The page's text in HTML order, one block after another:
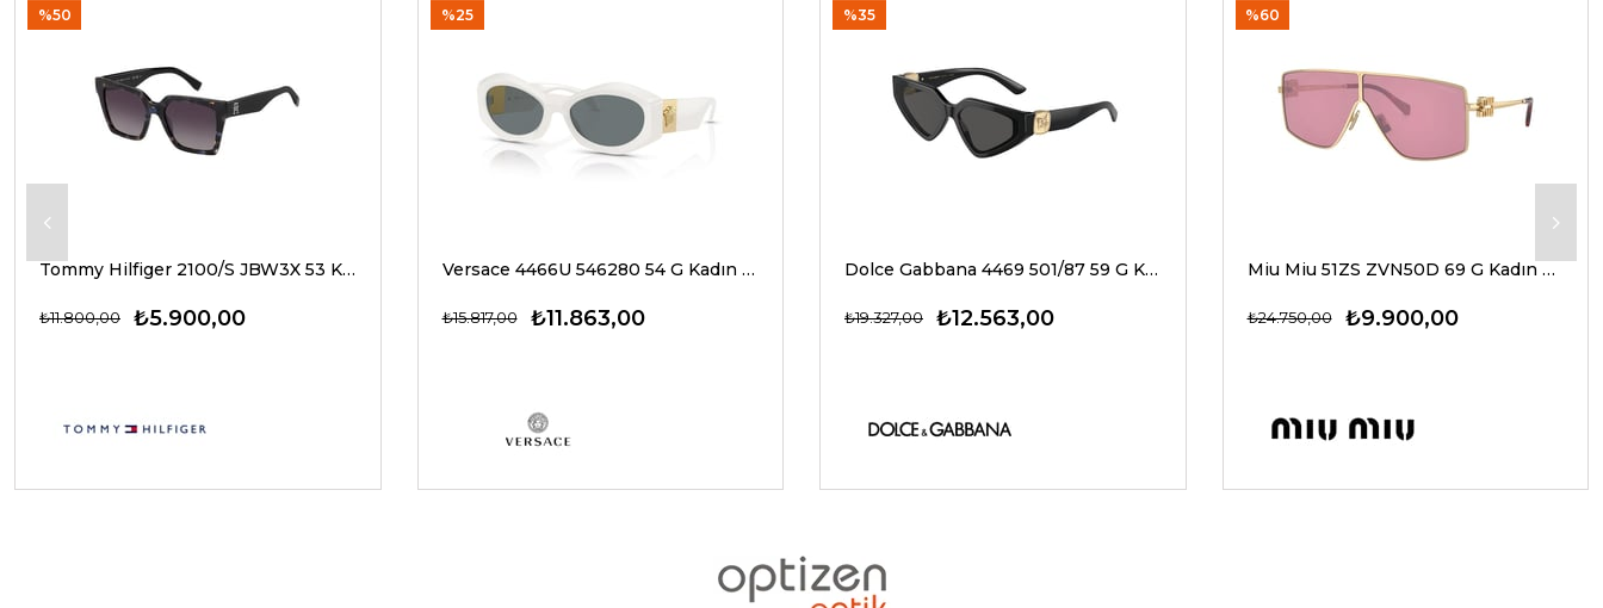
Tommy Hilfiger 2100/S JBW3X 53 Kadın Güneş Gözlükleri
₺5.900,00
₺11.800,00
%50
Versace 4466U 546280 54 G Kadın Güneş Gözlükleri
₺11.863,00
₺15.817,00
%25
Dolce Gabbana 4469 501/87 59 G Kadın Güneş Gözlükleri
₺12.563,00
₺19.327,00
%35
Miu Miu 51ZS ZVN50D 69 G Kadın Güneş Gözlükleri
₺9.900,00
₺24.750,00
%60